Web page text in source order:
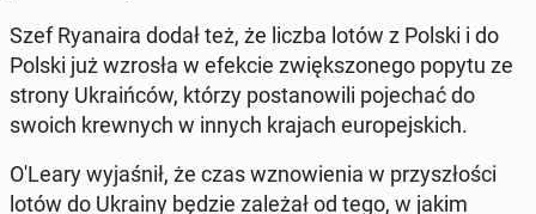
Szef Ry­ana­ira dodał też, że liczba lotów z Polski i do
Polski już wzrosła w efekcie zwięk­szo­ne­go popytu ze
strony Ukra­iń­ców, którzy po­sta­no­wi­li po­je­chać do
swoich krew­nych w innych krajach eu­ro­pej­skich.
O'Leary wy­ja­śnił, że czas wzno­wie­nia w przy­szło­ści
lotów do Ukrainy będzie zależał od tego, w jakim